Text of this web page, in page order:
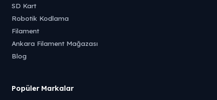
SD Kart
Robotik Kodlama
Filament
Ankara Filament Mağazası
Blog
Popüler Markalar